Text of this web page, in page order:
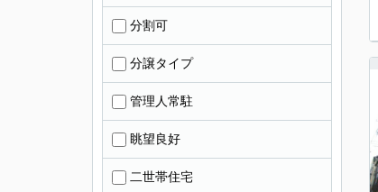
分割可
分譲タイプ
管理人常駐
眺望良好
二世帯住宅